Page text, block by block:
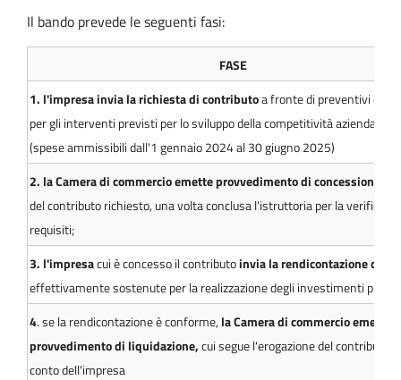
Il bando prevede le seguenti fasi:
FASE
1. l'impresa invia la richiesta di contributoa fronte di preventivi o
per gli interventi previsti per lo sviluppo della competitività aziendale
(spese ammissibili dall'1 gennaio 2024 al 30 giugno 2025)
2. la Camera di commercio emette provvedimento di concessione o
del contributo richiesto, una volta conclusa l'istruttoria per la verifica
requisiti;
3. l'impresacui è concesso il contributoinvia la rendicontazione delle
effettivamente sostenute per la realizzazione degli investimenti
4. se la rendicontazione è conforme, la Camera di commercio emette
provvedimento di liquidazione,cui segue l'erogazione del contributo
conto dell'impresa